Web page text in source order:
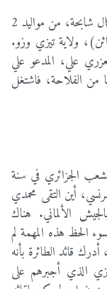
لعزري أعمر، المدعو سي أعمر أوعبّو، ابن محمد ودكال شابحة، من مواليد 2
إراثن)، ولاية تيزي وزو.
علي، المدعو علي
الفلاحة، فاشتغل
الشعب الجزائري في سنة
الفرنسي، أين التقى محمدي
الألماني. هناك
الحظ هذه المهمة لم
أدرك قائد الطائرة بأنه
الذي أجبرهم على